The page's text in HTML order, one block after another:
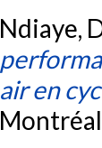
Ndiaye,
air en